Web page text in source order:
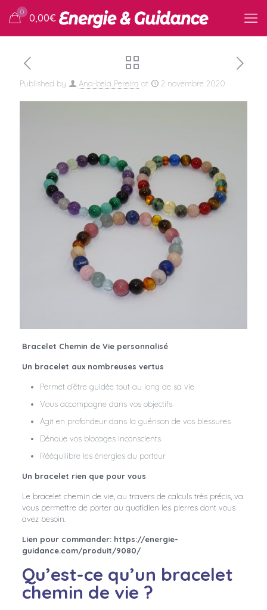
0 0,00€
Published by Ana-bela Pereira at 2 novembre 2020
Bracelet Chemin de Vie personnalisé
Un bracelet aux nombreuses vertus
Permet d’être guidée tout au long de sa vie
Vous accompagne dans vos objectifs
Agit en profondeur dans la guérison de vos blessures
Dénoue vos blocages inconscients
Rééquilibre les énergies du porteur
Un bracelet rien que pour vous
Le bracelet chemin de vie, au travers de calculs très précis, va
vous permettre de porter au quotidien les pierres dont vous
avez besoin.
Lien pour commander: https://energie-
guidance.com/produit/9080/
Qu’est-ce qu’un bracelet
chemin de vie ?